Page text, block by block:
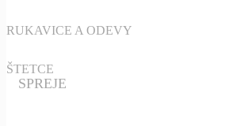
RUKAVICE A ODEVY
ŠTETCE
SPREJE